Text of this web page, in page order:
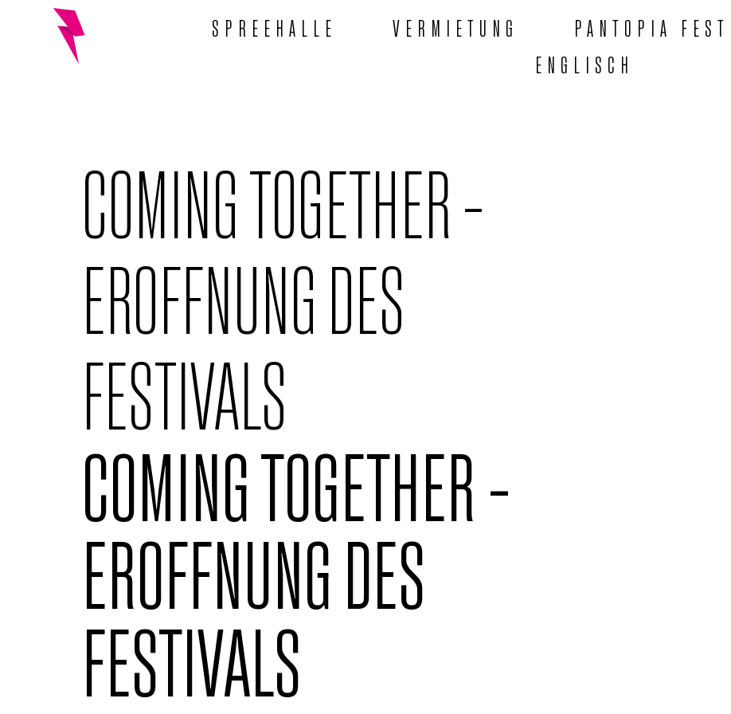
SPREEHALLE VERMIETUNG PANTOPIA
ENGLISCH
COMING TOGETHER –
EROFFNUNG DES
FESTIVALS
COMING TOGETHER –
EROFFNUNG DES
FESTIVALS